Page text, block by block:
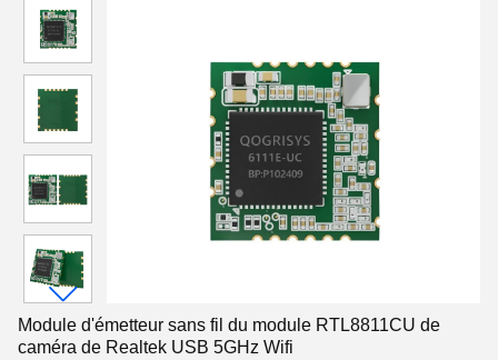
Module d'émetteur sans fil du module RTL8811CU de
caméra de Realtek USB 5GHz Wifi